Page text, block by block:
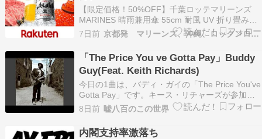
【限定価格！50%OFF】千葉ロッテマリーンズ
MARINES 晴雨兼用傘 55cm 耐風 UV 折り畳み傘
グッズ ロッテ 折りたたみ傘 軽量 晴雨兼用 風に
強い 軽い コンパクト 手動 uvカット 超軽量 超撥
水 反射 撥水 日傘 丈夫 55 傘 折りたたみ価格：
1375円（…
7日前 京都発 マリーンズ、沖縄、ロックンロール、なblog
「The Price You ve Gotta Pay」Buddy
Guy(Feat. Keith Richards)
今日の1曲は、バディ・ガイの「The Price You've
Gotta Pay」です。キース・リチャーズが参加し
ています。Buddy Guyポチッと押してもらえる
と、明日への活力となりますにほんブログ村千葉
ロッテマリーンズランキング
8日前 嘘八百のこの世界
内閣支持率激落ち